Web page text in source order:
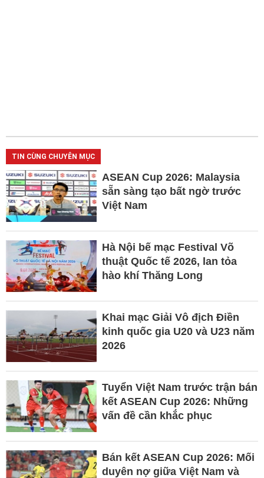
TIN CÙNG CHUYÊN MỤC
ASEAN Cup 2026: Malaysia
sẵn sàng tạo bất ngờ trước
Việt Nam
Hà Nội bế mạc Festival Võ
thuật Quốc tế 2026, lan tỏa
hào khí Thăng Long
Khai mạc Giải Vô địch Điền
kinh quốc gia U20 và U23 năm
2026
Tuyển Việt Nam trước trận bán
kết ASEAN Cup 2026: Những
vấn đề cần khắc phục
Bán kết ASEAN Cup 2026: Mối
duyên nợ giữa Việt Nam và